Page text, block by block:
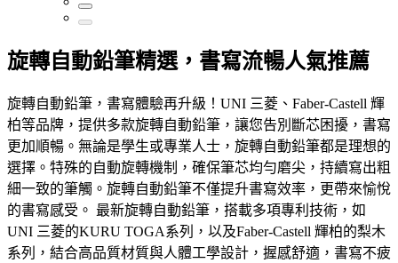
旋轉自動鉛筆精選，書寫流暢人氣推薦
旋轉自動鉛筆，書寫體驗再升級！UNI 三菱、Faber-Castell 輝
柏等品牌，提供多款旋轉自動鉛筆，讓您告別斷芯困擾，書寫
更加順暢。無論是學生或專業人士，旋轉自動鉛筆都是理想的
選擇。特殊的自動旋轉機制，確保筆芯均勻磨尖，持續寫出粗
細一致的筆觸。旋轉自動鉛筆不僅提升書寫效率，更帶來愉悅
的書寫感受。 最新旋轉自動鉛筆，搭載多項專利技術，如
UNI 三菱的KURU TOGA系列，以及Faber-Castell 輝柏的梨木
系列，結合高品質材質與人體工學設計，握感舒適，書寫不疲